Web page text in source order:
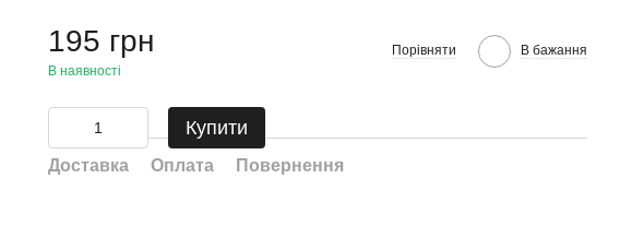
195 грн
В наявності
Порівняти В бажання
Купити
Доставка Оплата Повернення